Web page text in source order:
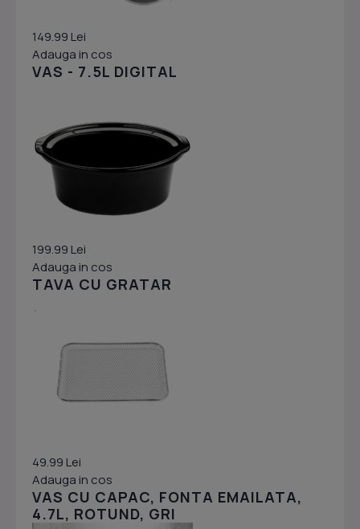
149.99 Lei
Adauga in cos
VAS - 7.5L DIGITAL
199.99 Lei
Adauga in cos
TAVA CU GRATAR
49.99 Lei
Adauga in cos
VAS CU CAPAC, FONTA EMAILATA,
4.7L, ROTUND, GRI